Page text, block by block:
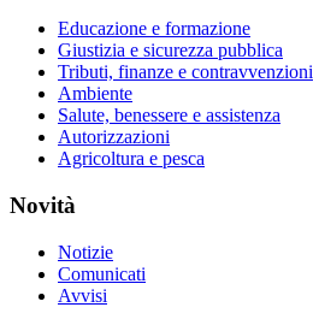
Educazione e formazione
Giustizia e sicurezza pubblica
Tributi, finanze e contravvenzioni
Ambiente
Salute, benessere e assistenza
Autorizzazioni
Agricoltura e pesca
Novità
Notizie
Comunicati
Avvisi